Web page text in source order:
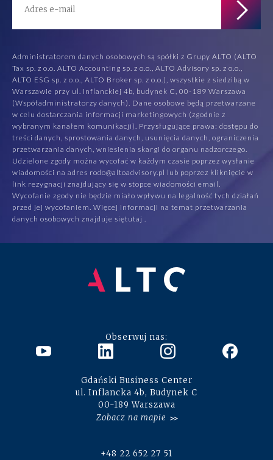
Administratorem danych osobowych są spółki z Grupy ALTO (ALTO
Tax sp. z o.o. ALTO Accounting sp. z o.o., ALTO Advisory sp. z o.o.,
ALTO ESG sp. z o.o., ALTO Broker sp. z o.o.), wszystkie z siedzibą w
Warszawie przy ul. Inflanckiej 4b, budynek C, 00-189 Warszawa
(Współadministratorzy danych). Dane osobowe będą przetwarzane
w celu dostarczania informacji marketingowych (zgodnie z
wybranym kanałem komunikacji). Przysługujące prawa: dostępu do
treści danych, sprostowania danych, usunięcia danych, ograniczenia
przetwarzania danych, wniesienia skargi do organu nadzorczego.
Udzielone zgody można wycofać w każdym czasie poprzez wysłanie
wiadomości na adres rodo@altoadvisory.pl lub poprzez kliknięcie w
link rezygnacji znajdujący się w stopce wiadomości email.
Wycofanie zgody nie będzie miało wpływu na legalność tych działań
przed jej wycofaniem. Więcej informacji na temat przetwarzania
danych osobowych znajduje siętutaj
Obserwuj nas:
Gdański Business Center
ul. Inflancka 4b, Budynek C
00-189 Warszawa
Zobacz na mapie
+48 22 652 27 51